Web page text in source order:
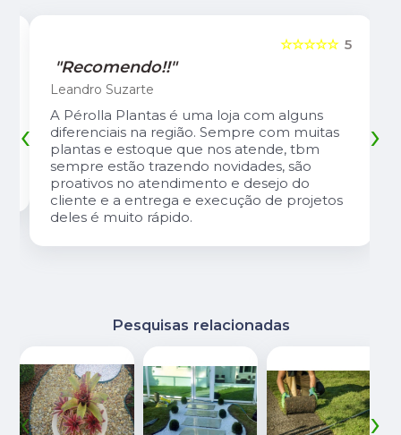
5
☆☆☆☆☆
"Recomendo!!"
Leandro Suzarte
A Pérolla Plantas é uma loja com alguns
diferenciais na região. Sempre com muitas
plantas e estoque que nos atende, tbm
sempre estão trazendo novidades, são
proativos no atendimento e desejo do
cliente e a entrega e execução de projetos
deles é muito rápido.
‹ ›
Pesquisas relacionadas
‹ ›